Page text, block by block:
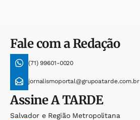
Fale com a Redação
(71) 99601-0020
jornalismoportal@grupoatarde.com.br
AssineA TARDE
Salvador e Região Metropolitana